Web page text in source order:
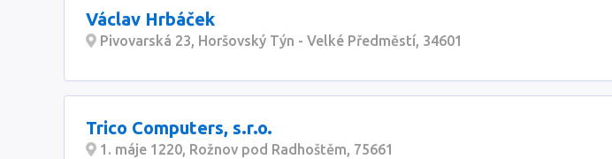
Václav Hrbáček
Pivovarská 23, Horšovský Týn - Velké Předměstí, 34601
Trico Computers, s.r.o.
1. máje 1220, Rožnov pod Radhoštěm, 75661